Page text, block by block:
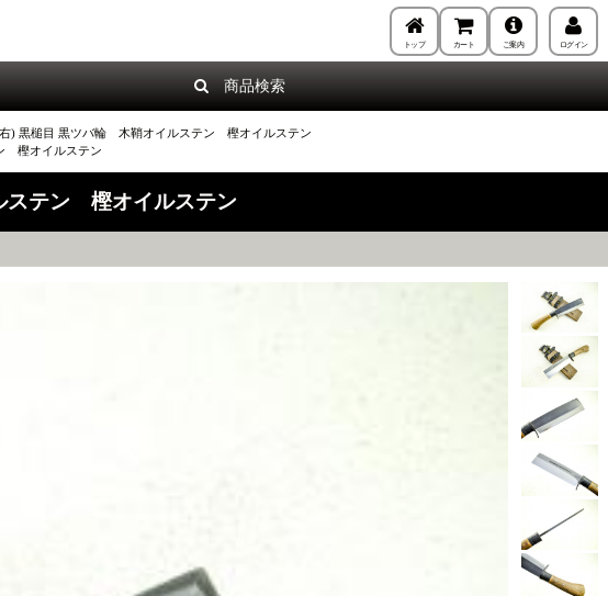
トップ カート ご案内 ログイン
商品検索
) 黒槌目 黒ツバ輪 木鞘オイルステン 樫オイルステン
樫オイルステン
ステン 樫オイルステン